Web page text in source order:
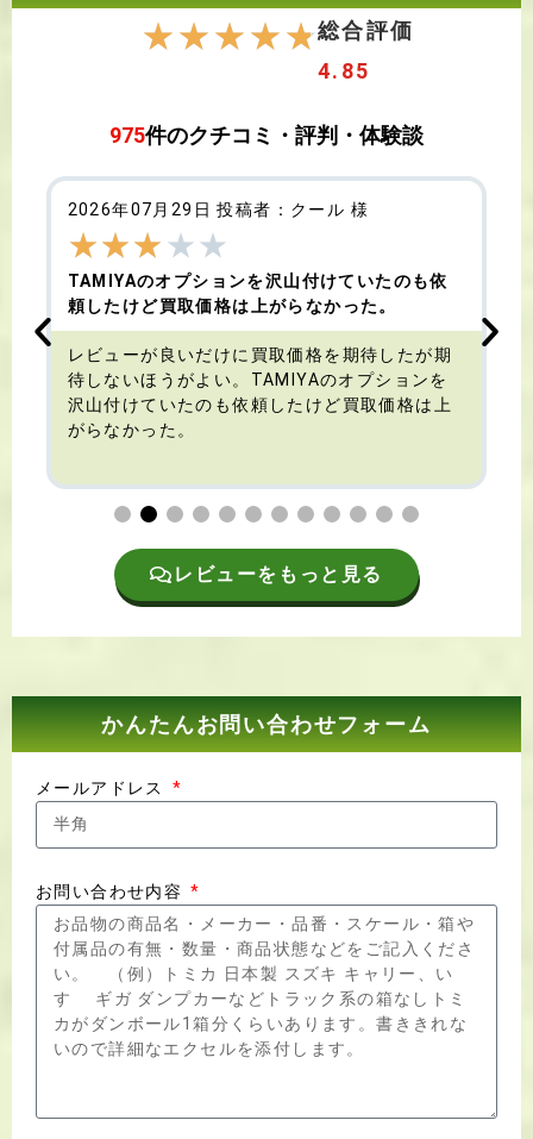
☆☆☆☆☆総合評価
4.85
975件のクチコミ・評判・体験談
2026年07月29日 投稿者：クール 様
★★★ ★★
TAMIYAのオプションを沢山付けていたのも依
頼したけど買取価格は上がらなかった。
レビューが良いだけに買取価格を期待したが期
待しないほうがよい。TAMIYAのオプションを
沢山付けていたのも依頼したけど買取価格は上
がらなかった。
レビューをもっと見る
かんたんお問い合わせフォーム
メールアドレス
お問い合わせ内容